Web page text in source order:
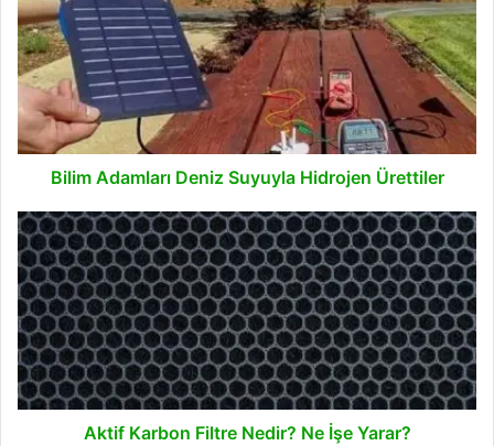
Deniz
Suyuyla
Hidrojen
Ürettiler
Bilim Adamları Deniz Suyuyla Hidrojen Ürettiler
Aktif
Karbon
Filtre
Nedir?
Ne
İşe
Yarar?
Aktif Karbon Filtre Nedir? Ne İşe Yarar?